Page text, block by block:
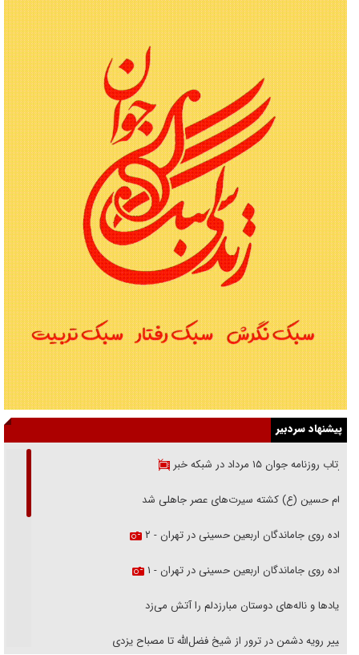
پیشنهاد سردبیر
بازتاب روزنامه جوان ۱۵ مرداد در شبکه خبر
امام حسین (ع) کشته سیرت‌های عصر جاهلی شد
پیاده روی جاماندگان اربعین حسینی در تهران - ۲
پیاده روی جاماندگان اربعین حسینی در تهران - ۱
فریاد‌ها و ناله‌های دوستان مبارزدلم را آتش می‌زد
تغییر رویه دشمن در ترور از شیخ فضل‌الله تا مصباح یزدی